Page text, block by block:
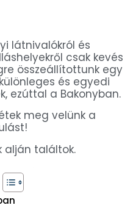
látnivalókról és
csak kevés
összeállítottunk egy
és egyedi
ezúttal a Bakonyban.
meg velünk a
alján találtok.